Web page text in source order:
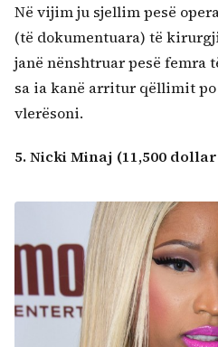
Në vijim ju sjellim pesë
(të dokumentuara) të
janë nënshtruar pesë femra
sa ia kanë arritur qëllimit po
vlerësoni.
5. Nicki Minaj (11,500